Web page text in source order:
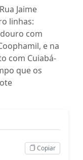
Jaime
linhas:
com
e na
com Cuiabá-
que os
Copiar